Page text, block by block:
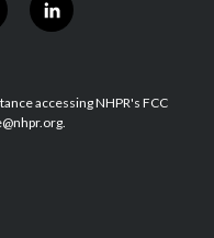
l
i
e
d
accessing NHPR's FCC